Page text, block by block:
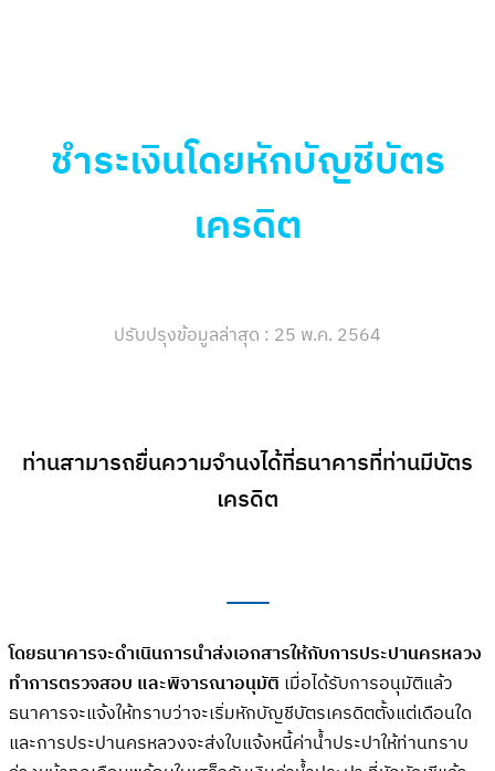
ชำระเงินโดยหักบัญชีบัตร
เครดิต
ปรับปรุงข้อมูลล่าสุด : 25 พ.ค. 2564
ท่านสามารถยื่นความจำนงได้ที่ธนาคารที่ท่านมีบัตร
เครดิต
โดยธนาคารจะดำเนินการนำส่งเอกสารให้กับการประปานครหลวง
ทำการตรวจสอบ และพิจารณาอนุมัติ เมื่อได้รับการอนุมัติแล้ว
ธนาคารจะแจ้งให้ทราบว่าจะเริ่มหักบัญชีบัตรเครดิตตั้งแต่เดือนใด
และการประปานครหลวงจะส่งใบแจ้งหนี้ค่าน้ำประปาให้ท่านทราบ